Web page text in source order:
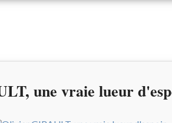
une vraie lueur